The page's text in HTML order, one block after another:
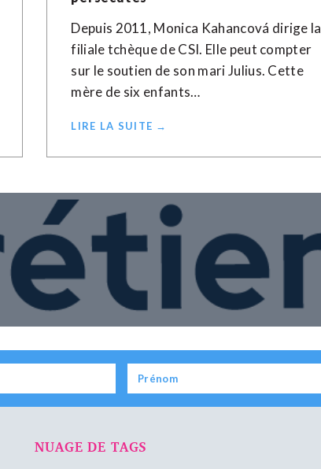
Depuis 2011, Monica Kahancová dirige la
filiale tchèque de CSI. Elle peut compter
sur le soutien de son mari Julius. Cette
mère de six enfants…
LIRE LA SUITE →
NUAGE DE TAGS